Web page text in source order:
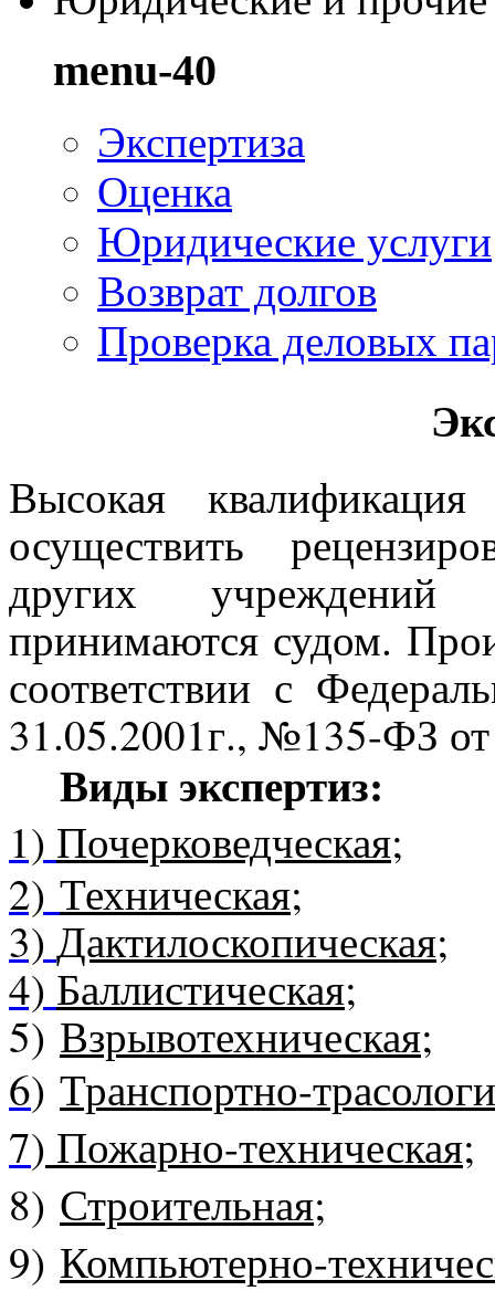
menu-40
Экспертиза
Оценка
Юридические услуги
Возврат долгов
Проверка деловых
Высокая
осуществить
других
принимаются судом.
соответствии с
31.05.2001г., №135-ФЗ от
Виды экспертиз:
1) Почерковедческая;
2) Техническая;
3) Дактилоскопическая;
4) Баллистическая;
5) Взрывотехническая;
6) Транспортно-
7) Пожарно-техническая;
8) Строительная;
9) Компьютерно-